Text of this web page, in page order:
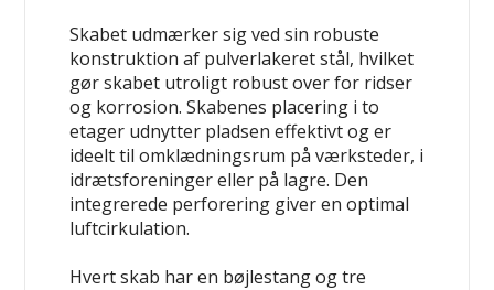
Skabet udmærker sig ved sin robuste
konstruktion af pulverlakeret stål, hvilket
gør skabet utroligt robust over for ridser
og korrosion. Skabenes placering i to
etager udnytter pladsen effektivt og er
ideelt til omklædningsrum på værksteder, i
idrætsforeninger eller på lagre. Den
integrerede perforering giver en optimal
luftcirkulation.
Hvert skab har en bøjlestang og tre